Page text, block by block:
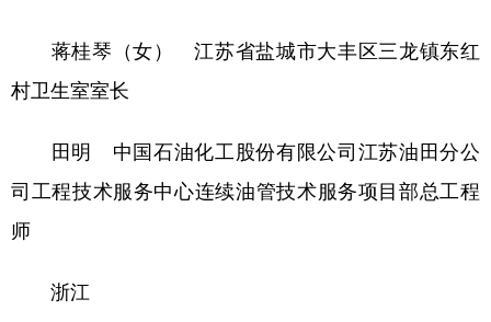
蒋桂琴（女） 江苏省盐城市大丰区三龙镇东红
村卫生室室长
田明 中国石油化工股份有限公司江苏油田分公
司工程技术服务中心连续油管技术服务项目部总工程
师
浙江